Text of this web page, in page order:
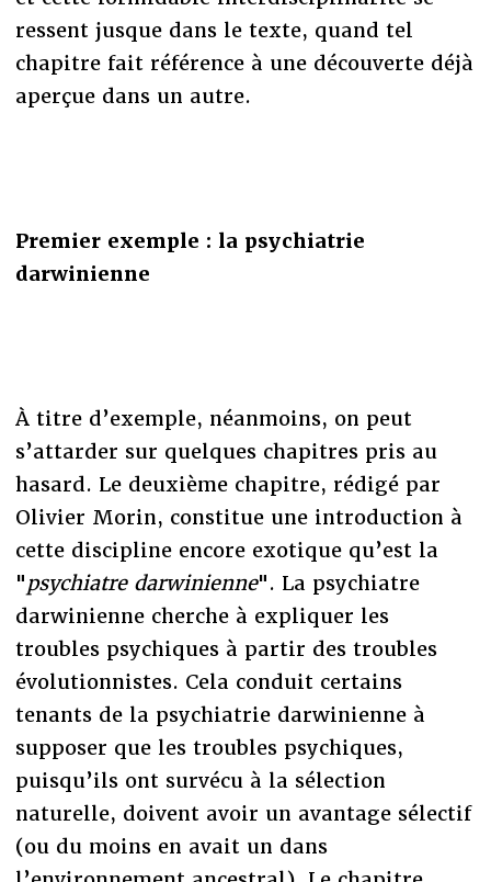
ressent jusque dans le texte, quand tel
chapitre fait référence à une découverte déjà
aperçue dans un autre.
Premier exemple : la psychiatrie
darwinienne
À titre d’exemple, néanmoins, on peut
s’attarder sur quelques chapitres pris au
hasard. Le deuxième chapitre, rédigé par
Olivier Morin, constitue une introduction à
cette discipline encore exotique qu’est la
"psychiatre darwinienne". La psychiatre
darwinienne cherche à expliquer les
troubles psychiques à partir des troubles
évolutionnistes. Cela conduit certains
tenants de la psychiatrie darwinienne à
supposer que les troubles psychiques,
puisqu’ils ont survécu à la sélection
naturelle, doivent avoir un avantage sélectif
(ou du moins en avait un dans